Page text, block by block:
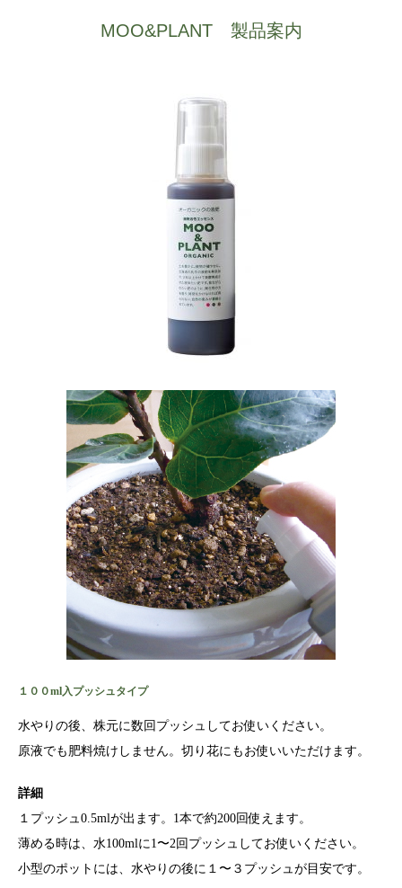
MOO&PLANT 製品案内
１００ml入プッシュタイプ
水やりの後、株元に数回プッシュしてお使いください。
原液でも肥料焼けしません。切り花にもお使いいただけます。
詳細
１プッシュ0.5mlが出ます。1本で約200回使えます。
薄める時は、水100mlに1〜2回プッシュしてお使いください。
小型のポットには、水やりの後に１〜３プッシュが目安です。